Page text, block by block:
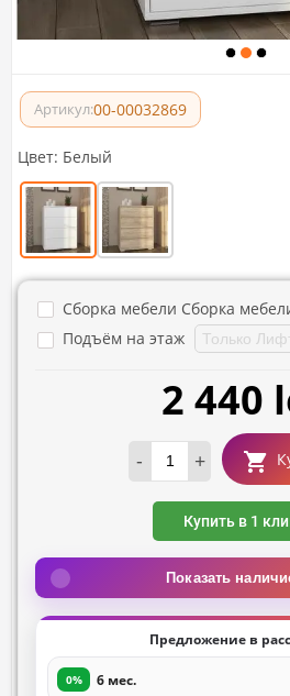
Артикул:00-00032869
Цвет: Белый
Сборка мебели Сборка
Подъём на этаж
2 440
- +
Купить в 1
Показать
Предложение в
0% 6 мес.